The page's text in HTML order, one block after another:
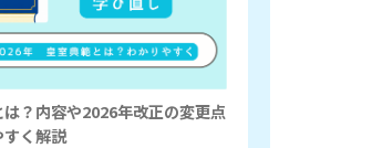
？内容や2026年改正の変更点
く解説